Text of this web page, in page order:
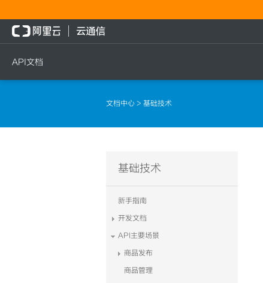
API文档
文档中心 > 基础技术
基础技术
新手指南
开发文档
API主要场景
商品发布
商品管理